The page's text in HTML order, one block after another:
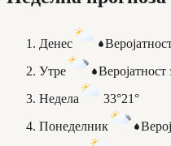
Денес
Утре
Недела
33°21°
Понеделник